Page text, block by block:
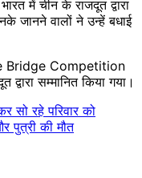
में चीन के राजदूत द्वारा
जानने वालों ने उन्हें बधाई
सम्मानित किया गया।
सो रहे परिवार को
पुत्री की मौत